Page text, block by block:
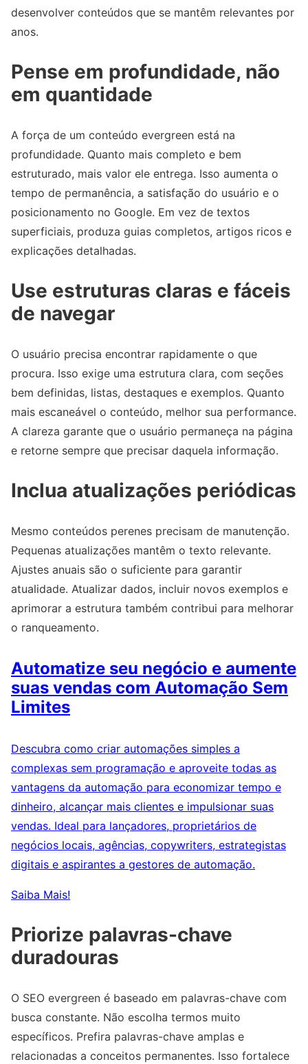
desenvolver conteúdos que se mantêm relevantes por
anos.
Pense em profundidade, não
em quantidade
A força de um conteúdo evergreen está na
profundidade. Quanto mais completo e bem
estruturado, mais valor ele entrega. Isso aumenta o
tempo de permanência, a satisfação do usuário e o
posicionamento no Google. Em vez de textos
superficiais, produza guias completos, artigos ricos e
explicações detalhadas.
Use estruturas claras e fáceis
de navegar
O usuário precisa encontrar rapidamente o que
procura. Isso exige uma estrutura clara, com seções
bem definidas, listas, destaques e exemplos. Quanto
mais escaneável o conteúdo, melhor sua performance.
A clareza garante que o usuário permaneça na página
e retorne sempre que precisar daquela informação.
Inclua atualizações periódicas
Mesmo conteúdos perenes precisam de manutenção.
Pequenas atualizações mantêm o texto relevante.
Ajustes anuais são o suficiente para garantir
atualidade. Atualizar dados, incluir novos exemplos e
aprimorar a estrutura também contribui para melhorar
o ranqueamento.
Automatize seu negócio e aumente
suas vendas com Automação Sem
Limites
Descubra como criar automações simples a
complexas sem programação e aproveite todas as
vantagens da automação para economizar tempo e
dinheiro, alcançar mais clientes e impulsionar suas
vendas. Ideal para lançadores, proprietários de
negócios locais, agências, copywriters, estrategistas
digitais e aspirantes a gestores de automação.
Saiba Mais!
Priorize palavras-chave
duradouras
O SEO evergreen é baseado em palavras-chave com
busca constante. Não escolha termos muito
específicos. Prefira palavras-chave amplas e
relacionadas a conceitos permanentes. Isso fortalece